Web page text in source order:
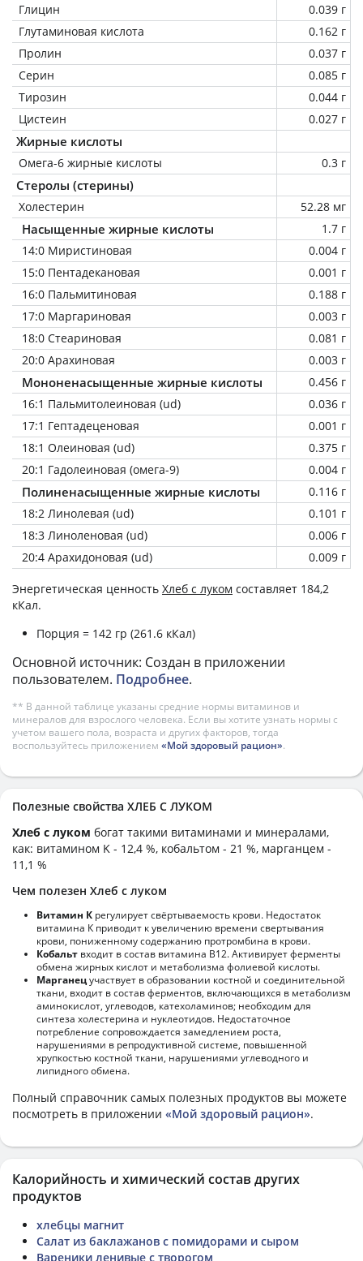
Глицин
0.039 г
Глутаминовая кислота
0.162 г
Пролин
0.037 г
Серин
0.085 г
Тирозин
0.044 г
Цистеин
0.027 г
Жирные кислоты
Омега-6 жирные кислоты 0.3 г
Стеролы (стерины)
Холестерин 52.28 мг
Насыщенные жирные кислоты
1.7 г
14:0 Миристиновая
0.004 г
15:0 Пентадекановая
0.001 г
16:0 Пальмитиновая
0.188 г
17:0 Маргариновая
0.003 г
18:0 Стеариновая
0.081 г
20:0 Арахиновая
0.003 г
Мононенасыщенные жирные кислоты
0.456 г
16:1 Пальмитолеиновая (ud)
0.036 г
17:1 Гептадеценовая
0.001 г
18:1 Олеиновая (ud)
0.375 г
20:1 Гадолеиновая (омега-9)
0.004 г
Полиненасыщенные жирные кислоты
0.116 г
18:2 Линолевая (ud)
0.101 г
18:3 Линоленовая (ud)
0.006 г
20:4 Арахидоновая (ud)
0.009 г
Энергетическая ценность Хлеб с луком составляет 184,2
кКал.
Порция = 142 гр (261.6 кКал)
Основной источник: Создан в приложении
пользователем. Подробнее.
** В данной таблице указаны средние нормы витаминов и
минералов для взрослого человека. Если вы хотите узнать нормы с
учетом вашего пола, возраста и других факторов, тогда
воспользуйтесь приложением «Мой здоровый рацион».
Полезные свойства ХЛЕБ С ЛУКОМ
Хлеб с луком богат такими витаминами и минералами,
как: витамином K - 12,4 %, кобальтом - 21 %, марганцем -
11,1 %
Чем полезен Хлеб с луком
Витамин К регулирует свёртываемость крови. Недостаток
витамина К приводит к увеличению времени свертывания
крови, пониженному содержанию протромбина в крови.
Кобальт входит в состав витамина В12. Активирует ферменты
обмена жирных кислот и метаболизма фолиевой кислоты.
Марганецучаствует в образовании костной и соединительной
ткани, входит в состав ферментов, включающихся в метаболизм
аминокислот, углеводов, катехоламинов; необходим для
синтеза холестерина и нуклеотидов. Недостаточное
потребление сопровождается замедлением роста,
нарушениями в репродуктивной системе, повышенной
хрупкостью костной ткани, нарушениями углеводного и
липидного обмена.
Полный справочник самых полезных продуктов вы можете
посмотреть в приложении «Мой здоровый рацион».
Калорийность и химический состав других
продуктов
хлебцы магнит
Салат из баклажанов с помидорами и сыром
Вареники ленивые с творогом